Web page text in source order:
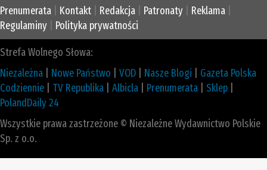
Prenumerata Kontakt Redakcja Patronaty Reklama
Regulaminy
Polityka prywatności
Strefa Wolnego Słowa:
Niezależna
Nowe Państwo VOD Nasze Blogi
Gazeta Polska
Codziennie
TV Republika Albicla Prenumerata Sklep
PolandDaily 24
Wszystkie prawa zastrzeżone © Niezależne Wydawnictwo Polskie
Sp. z o.o.